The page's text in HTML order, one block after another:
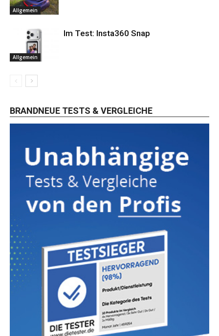
Allgemein
Allgemein
Im Test: Insta360 Snap
BRANDNEUE TESTS & VERGLEICHE